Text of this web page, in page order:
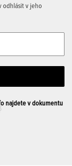
odhlásit v jeho
najdete v dokumentu